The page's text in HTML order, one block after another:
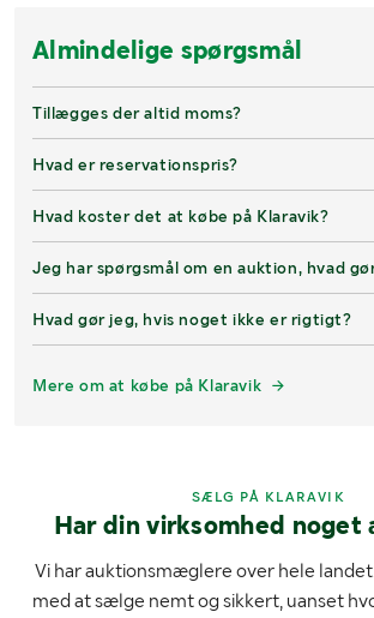
Almindelige spørgsmål
Tillægges der altid moms?
Hvad er reservationspris?
Hvad koster det at købe på Klaravik?
Jeg har spørgsmål om en auktion, hvad
Hvad gør jeg, hvis noget ikke er rigtigt?
Mere om at købe på Klaravik
SÆLG PÅ KLARAVIK
Har din virksomhed noget
Vi har auktionsmæglere over hele
med at sælge nemt og sikkert, uanset